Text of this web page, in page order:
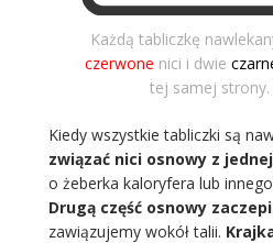
Każdą tabliczkę
czerwone nici i dwie
tej samej strony.
Kiedy wszystkie tabliczki są
związać nici osnowy z
o żeberka kaloryfera lub
Drugą część osnowy
zawiązujemy wokół talii.